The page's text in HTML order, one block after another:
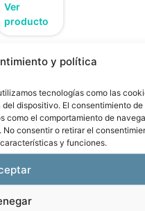
y política
tecnologías como las
dispositivo. El consentimiento de
como el comportamiento de
consentir o retirar el
y funciones.
Ver
producto
MUY LARGA
CRT-
1100S